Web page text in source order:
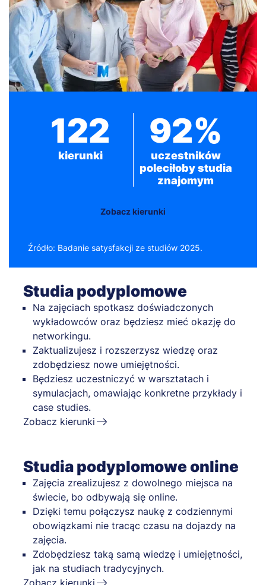
122
kierunki
92%
uczestników
poleciłoby studia
znajomym
Zobacz kierunki
Źródło: Badanie satysfakcji ze studiów 2025.
Studia podyplomowe
Na zajęciach spotkasz doświadczonych
wykładowców oraz będziesz mieć okazję do
networkingu.
Zaktualizujesz i rozszerzysz wiedzę oraz
zdobędziesz nowe umiejętności.
Będziesz uczestniczyć w warsztatach i
symulacjach, omawiając konkretne przykłady i
case studies.
Zobacz kierunki
Studia podyplomowe online
Zajęcia zrealizujesz z dowolnego miejsca na
świecie, bo odbywają się online.
Dzięki temu połączysz naukę z codziennymi
obowiązkami nie tracąc czasu na dojazdy na
zajęcia.
Zdobędziesz taką samą wiedzę i umiejętności,
jak na studiach tradycyjnych.
Zobacz kierunki